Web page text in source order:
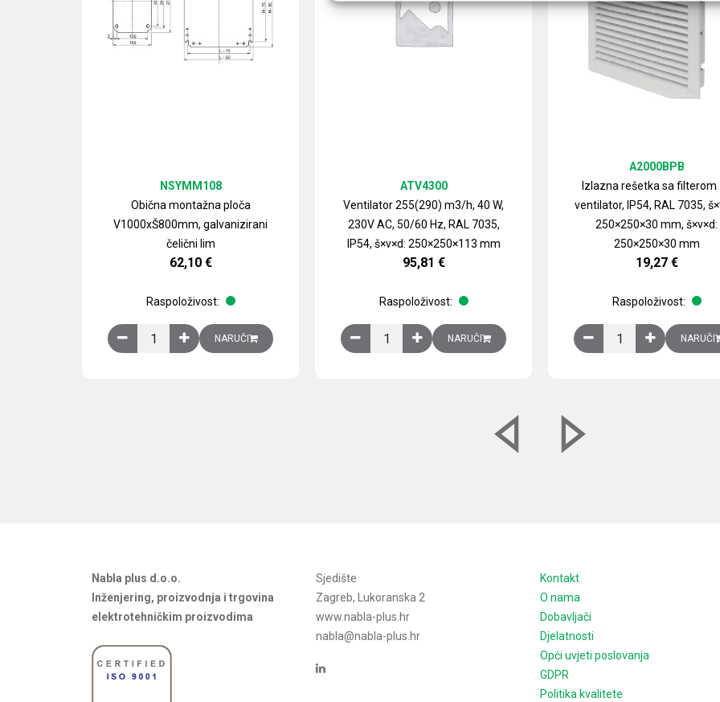
Obična montažna ploča
V1000xŠ800mm, galvanizirani
čelični lim
NSYMM108
62,10 €
Raspoloživost:
Obična montažna ploča V1000xŠ800mm, galvanizirani čelični lim količina
NARUČI
Ventilator 255(290) m3/h, 40 W,
230V AC, 50/60 Hz, RAL 7035,
IP54, š×v×d: 250×250×113 mm
ATV4300
95,81 €
Raspoloživost:
Ventilator 255(290) m3/h, 40 W, 230V AC, 50/60 Hz, RAL 7035,
NARUČI
Izlazna rešetka sa filterom
ventilator, IP54, RAL 7035,
250×250×30 mm, š×v×d:
250×250×30 mm
A2000BPB
19,27 €
Raspoloživost:
Izlazna rešetka saNARUČI
Nabla plus d.o.o.
Inženjering, proizvodnja i trgovina
elektrotehničkim proizvodima
Sjedište
Zagreb, Lukoranska 2
www.nabla-plus.hr
nabla@nabla-plus.hr
Kontakt
O nama
Dobavljači
Djelatnosti
Opći uvjeti poslovanja
GDPR
Politika kvalitete